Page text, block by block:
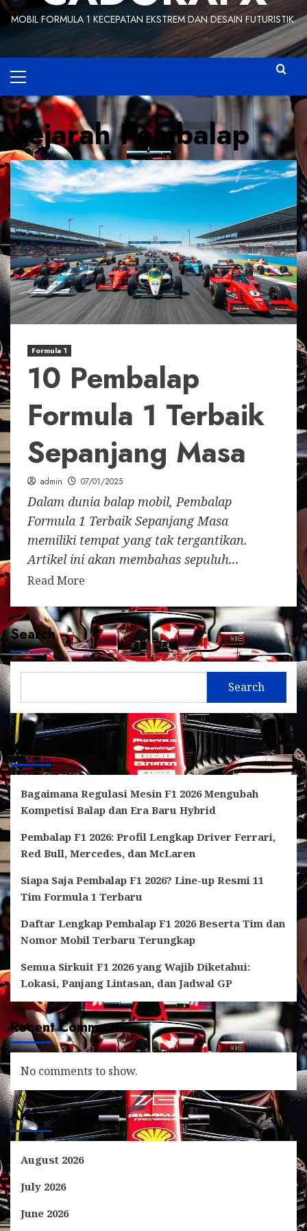
MOBIL FORMULA 1 KECEPATAN EKSTREM DAN DESAIN FUTURISTIK.
Menu
Sejarah Pembalap
Formula 1
10 Pembalap
Formula 1 Terbaik
Sepanjang Masa
admin 07/01/2025
Dalam dunia balap mobil, Pembalap
Formula 1 Terbaik Sepanjang Masa
memiliki tempat yang tak tergantikan.
Artikel ini akan membahas sepuluh...
Read More
Search
Search
Recent Posts
Bagaimana Regulasi Mesin F1 2026 Mengubah
Kompetisi Balap dan Era Baru Hybrid
Pembalap F1 2026: Profil Lengkap Driver Ferrari,
Red Bull, Mercedes, dan McLaren
Siapa Saja Pembalap F1 2026? Line-up Resmi 11
Tim Formula 1 Terbaru
Daftar Lengkap Pembalap F1 2026 Beserta Tim dan
Nomor Mobil Terbaru Terungkap
Semua Sirkuit F1 2026 yang Wajib Diketahui:
Lokasi, Panjang Lintasan, dan Jadwal GP
Recent Comments
No comments to show.
Archives
August 2026
July 2026
June 2026